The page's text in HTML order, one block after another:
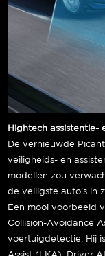
Hightech assistentie-
De vernieuwde
veiligheids- en
modellen zou
de veiligste auto’s in
Een mooi voorbeeld
Collision-Avoidance
voertuigdetectie. Hij